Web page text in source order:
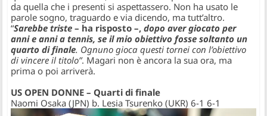
da quella che i presenti si aspettassero. Non ha usato le
parole sogno, traguardo e via dicendo, ma tutt’altro.
“Sarebbe triste – ha risposto –,dopo aver giocato per
anni e anni a tennis, se il mio obiettivo fosse soltanto un
quarto di finale. Ognuno gioca questi tornei con l’obiettivo
di vincere il titolo”. Magari non è ancora la sua ora, ma
prima o poi arriverà.
US OPEN DONNE – Quarti di finale
Naomi Osaka (JPN) b. Lesia Tsurenko (UKR) 6-1 6-1